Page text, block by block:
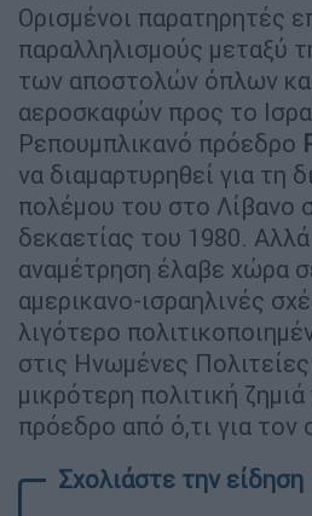
Ορισμένοι παρατηρητές
παραλληλισμούς μεταξύ
των αποστολών όπλων
αεροσκαφών προς το
Ρεπουμπλικανό πρόεδρο
να διαμαρτυρηθεί για τη
πολέμου του στο Λίβανο
δεκαετίας του 1980. Αλλά
αναμέτρηση έλαβε χώρα
αμερικανο-ισραηλινές
λιγότερο
στις Ηνωμένες Πολιτείες
μικρότερη πολιτική
πρόεδρο από ό,τι για τον